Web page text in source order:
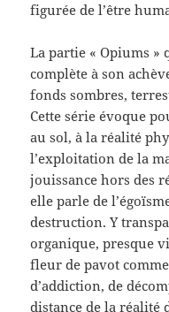
figurée de l’être
La partie « Opiums
complète à son
fonds sombres,
Cette série évoque
au sol, à la réalité
l’exploitation de la
jouissance hors des
elle parle de
destruction. Y
organique, presque
fleur de pavot
d’addiction, de
distance de la réalité